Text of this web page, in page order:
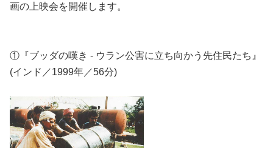
画の上映会を開催します。
①『ブッダの嘆き - ウラン公害に立ち向かう先住民たち』
(インド／1999年／56分)